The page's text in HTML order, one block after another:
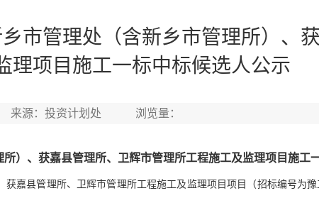
市管理处（含新乡市管理所）、获
理项目施工一标中标候选人公示
源：投资计划处 浏览量：
）、获嘉县管理所、卫辉市管理所工程施工及监理项目施工
嘉县管理所、卫辉市管理所工程施工及监理项目项目（招标编号为